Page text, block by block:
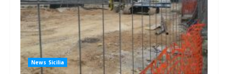
News Sicilia